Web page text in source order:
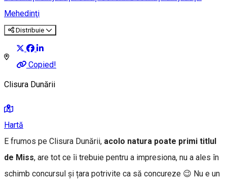
Mehedinţi
Distribuie
Copied!
Clisura Dunării
Hartă
E frumos pe Clisura Dunării, acolo natura poate primi titlul
de Miss, are tot ce îi trebuie pentru a impresiona, nu a ales în
schimb concursul și țara potrivite ca să concureze 😉 Nu e un